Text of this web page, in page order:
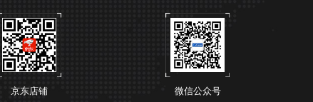
京东店铺 微信公众号